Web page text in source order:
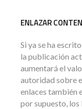
ENLAZAR
Si ya se ha
la publicación
aumentará el
autoridad sobre
enlaces también
por supuesto,